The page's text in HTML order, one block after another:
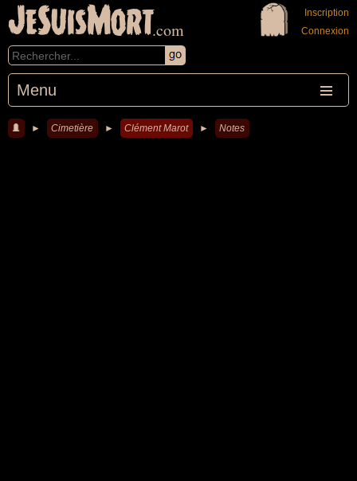
JeSuisMort.com
Menu
Inscription
Connexion
► Cimetière ► Clément Marot ► Notes